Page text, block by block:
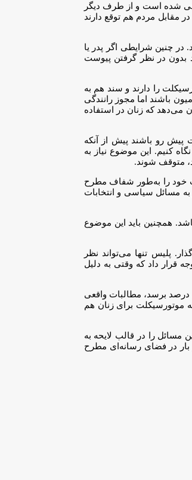
شده است و از طرف دیگر
مقابل مردم هم توقع دارند
در چنین شرایطی اگر پدر یا
بدون در نظر گرفتن پیوست
را دارند و سند هم به
باشند اما مجوز رانندگی
می‌دهد که زنان در استفاده
پیش رو باشند پیش از آنکه
کنیم. این موضوع نیاز به
متوقف شوند.
خود را به‌طور شفاف مطرح
مسائل سیاسی و انتخابات
همچنین باید این موضوع
پلیس تنها می‌تواند نظر
قرار داد که وقتی به دلیل
به باور این استاد دانشگاه، مطالبات مردم و زنان باید به سمت قانونی حرکت کند: وقتی که مشارکت زنان در سطح جامعه بالا باشد و سبد مطالباتشان به بیش از ۵۰-۶۰ درصد برسد، مطالبات واقعی
موتورسیکلت برای زنان هم
مسائل را در قالب لایحه به
در فضای رسانه‌ای مطرح